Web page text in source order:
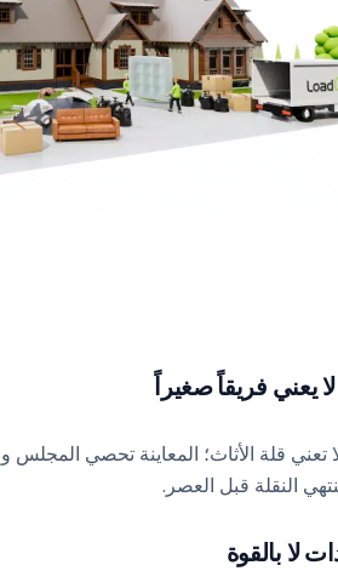
يعني فريقاً صغيراً
تعني قلة الأثاث؛ المعاينة تحصي
النقلة قبل العصر.
لا بالقوة